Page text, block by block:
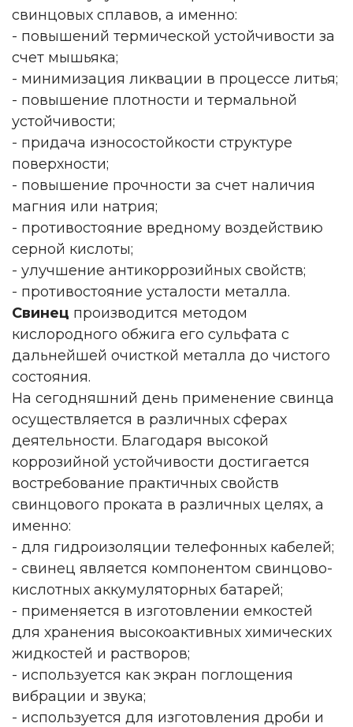
свинцовых сплавов, а именно:
- повышений термической устойчивости за
счет мышьяка;
- минимизация ликвации в процессе литья;
- повышение плотности и термальной
устойчивости;
- придача износостойкости структуре
поверхности;
- повышение прочности за счет наличия
магния или натрия;
- противостояние вредному воздействию
серной кислоты;
- улучшение антикоррозийных свойств;
- противостояние усталости металла.
Свинец производится методом
кислородного обжига его сульфата с
дальнейшей очисткой металла до чистого
состояния.
На сегодняшний день применение свинца
осуществляется в различных сферах
деятельности. Благодаря высокой
коррозийной устойчивости достигается
востребование практичных свойств
свинцового проката в различных целях, а
именно:
- для гидроизоляции телефонных кабелей;
- свинец является компонентом свинцово-
кислотных аккумуляторных батарей;
- применяется в изготовлении емкостей
для хранения высокоактивных химических
жидкостей и растворов;
- используется как экран поглощения
вибрации и звука;
- используется для изготовления дроби и